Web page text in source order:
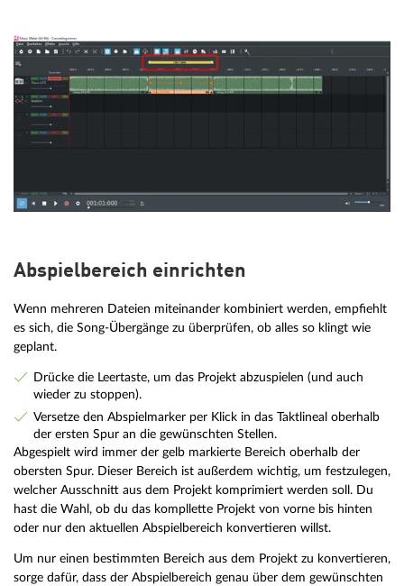
Abspielbereich einrichten
Wenn mehreren Dateien miteinander kombiniert werden, empfiehlt
es sich, die Song-Übergänge zu überprüfen, ob alles so klingt wie
geplant.
Drücke die Leertaste, um das Projekt abzuspielen (und auch
wieder zu stoppen).
Versetze den Abspielmarker per Klick in das Taktlineal oberhalb
der ersten Spur an die gewünschten Stellen.
Abgespielt wird immer der gelb markierte Bereich oberhalb der
obersten Spur. Dieser Bereich ist außerdem wichtig, um festzulegen,
welcher Ausschnitt aus dem Projekt komprimiert werden soll. Du
hast die Wahl, ob du das kompllette Projekt von vorne bis hinten
oder nur den aktuellen Abspielbereich konvertieren willst.
Um nur einen bestimmten Bereich aus dem Projekt zu konvertieren,
sorge dafür, dass der Abspielbereich genau über dem gewünschten